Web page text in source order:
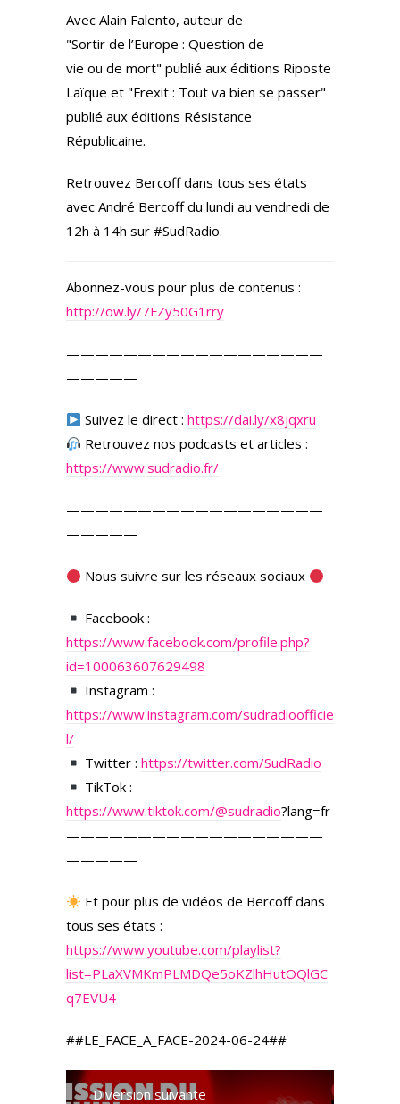
er
a
m
Avec Alain Falento, auteur de
"Sortir de l’Europe : Question de
vie ou de mort" publié aux éditions Riposte
Laïque et "Frexit : Tout va bien se passer"
publié aux éditions Résistance
Républicaine.
Retrouvez Bercoff dans tous ses états
avec André Bercoff du lundi au vendredi de
12h à 14h sur #SudRadio.
Abonnez-vous pour plus de contenus :
http://ow.ly/7FZy50G1rry
——————————————————
—————
Suivez le direct :https://dai.ly/x8jqxru
Retrouvez nos podcasts et articles :
https://www.sudradio.fr/
——————————————————
—————
Nous suivre sur les réseaux sociaux
Facebook :
https://www.facebook.com/profile.php?
id=100063607629498
Instagram :
https://www.instagram.com/sudradioofficie
l/
Twitter :https://twitter.com/SudRadio
TikTok :
https://www.tiktok.com/@sudradio?lang=fr
——————————————————
—————
Et pour plus de vidéos de Bercoff dans
tous ses états :
https://www.youtube.com/playlist?
list=PLaXVMKmPLMDQe5oKZlhHutOQlGC
q7EVU4
##LE_FACE_A_FACE-2024-06-24##
Diversion suivante